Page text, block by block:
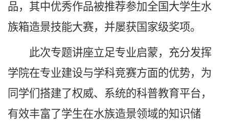
品，其中优秀作品被推荐参加全国大学生水
族箱造景技能大赛，并屡获国家级奖项。
此次专题讲座立足专业启蒙，充分发挥
学院在专业建设与学科竞赛方面的优势，为
同学们搭建了权威、系统的科普教育平台，
有效丰富了学生在水族造景领域的知识储